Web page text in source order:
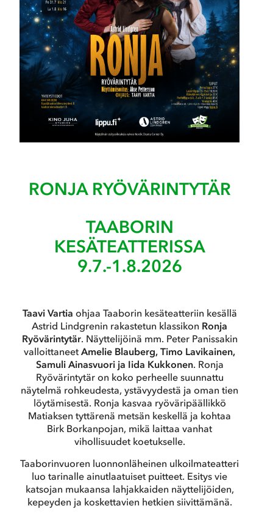
RONJA RYÖVÄRINTYTÄR
TAABORIN
KESÄTEATTERISSA
9.7.-1.8.2026
Taavi Vartia ohjaa Taaborin kesäteatteriin kesällä
Astrid Lindgrenin rakastetun klassikon Ronja
Ryövärintytär. Näyttelijöinä mm. Peter Panissakin
valloittaneet Amelie Blauberg, Timo Lavikainen,
Samuli Ainasvuori ja Iida Kukkonen. Ronja
Ryövärintytär on koko perheelle suunnattu
näytelmä rohkeudesta, ystävyydestä ja oman tien
löytämisestä. Ronja kasvaa ryöväripäällikkö
Matiaksen tyttärenä metsän keskellä ja kohtaa
Birk Borkanpojan, mikä laittaa vanhat
vihollisuudet koetukselle.
Taaborinvuoren luonnonläheinen ulkoilmateatteri
luo tarinalle ainutlaatuiset puitteet. Esitys vie
katsojan mukaansa lahjakkaiden näyttelijöiden,
kepeyden ja koskettavien hetkien siivittämänä.